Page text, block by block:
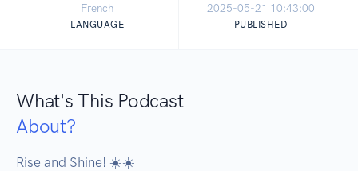
French
LANGUAGE
2025-05-21 10:43:00
PUBLISHED
What's This Podcast
About?
Rise and Shine! ☀️☀️